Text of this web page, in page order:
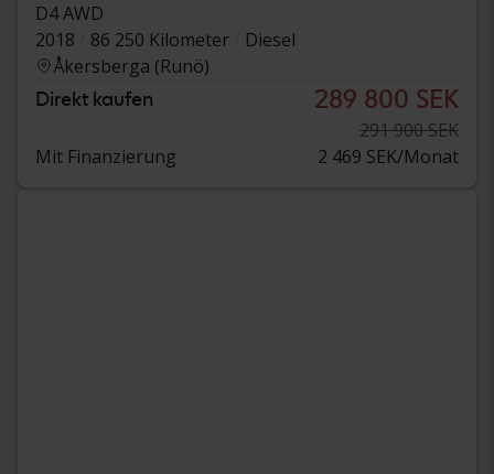
D4 AWD
2018
86 250 Kilometer
Diesel
Åkersberga (Runö)
Direkt kaufen 289 800 SEK
291 900 SEK
Mit Finanzierung
2 469 SEK/Monat